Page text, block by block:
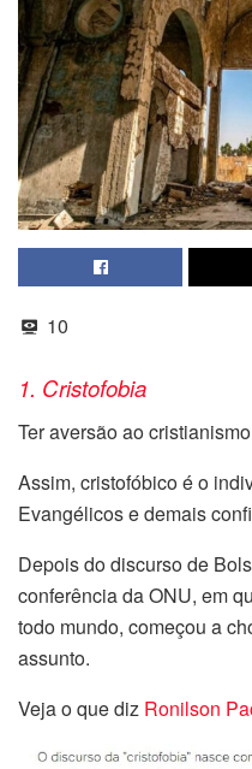
10
1. Cristofobia
Ter aversão ao
Assim, cristofóbico é o
Evangélicos edemais
Depois do discurso de
conferência da ONU, em
todo mundo, começou a
assunto.
Veja o que diz Ronilson